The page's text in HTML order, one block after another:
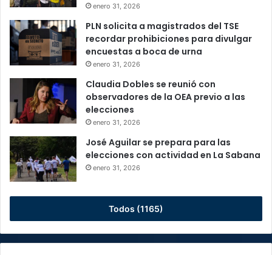
enero 31, 2026
PLN solicita a magistrados del TSE
recordar prohibiciones para divulgar
encuestas a boca de urna
enero 31, 2026
Claudia Dobles se reunió con
observadores de la OEA previo a las
elecciones
enero 31, 2026
José Aguilar se prepara para las
elecciones con actividad en La Sabana
enero 31, 2026
Todos (1165)